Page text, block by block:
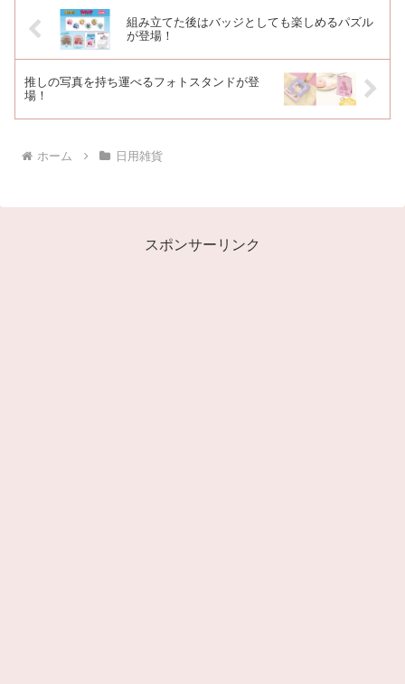
組み立てた後はバッジとしても楽しめるパズル
が登場！
推しの写真を持ち運べるフォトスタンドが登
場！
ホーム 日用雑貨
スポンサーリンク